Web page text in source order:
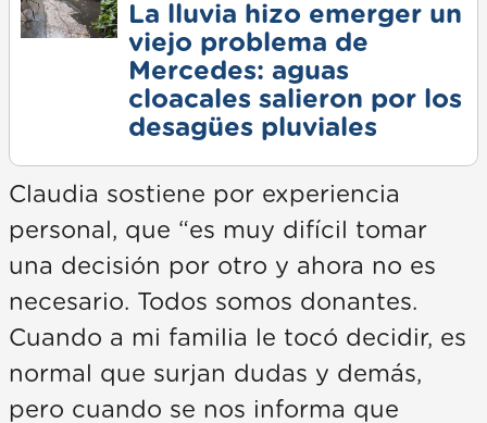
La lluvia hizo emerger un
viejo problema de
Mercedes: aguas
cloacales salieron por los
desagües pluviales
Claudia sostiene por experiencia
personal, que “es muy difícil tomar
una decisión por otro y ahora no es
necesario. Todos somos donantes.
Cuando a mi familia le tocó decidir, es
normal que surjan dudas y demás,
pero cuando se nos informa que